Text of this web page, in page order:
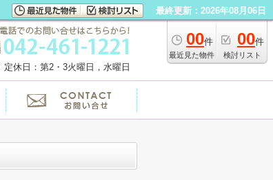
最終更新：2026年08月06日
00件
最近見た物件
00件
検討リスト
定休日：第2・3火曜日，水曜日